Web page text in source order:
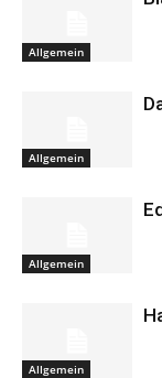
Allgemein
Allgemein
Allgemein
Allgemein